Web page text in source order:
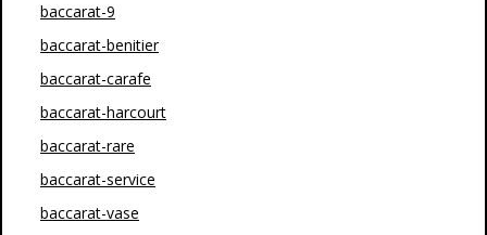
baccarat-9
baccarat-benitier
baccarat-carafe
baccarat-harcourt
baccarat-rare
baccarat-service
baccarat-vase